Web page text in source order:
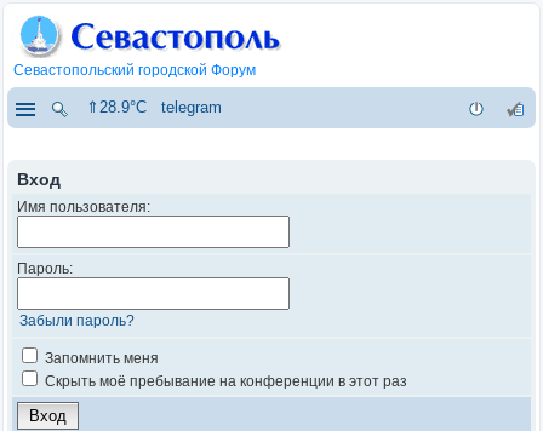
Севастопольский городской Форум
⇑28.9°C telegram
Вход
Имя пользователя:
Пароль:
Забыли пароль?
Запомнить меня
Скрыть моё пребывание на конференции в этот раз